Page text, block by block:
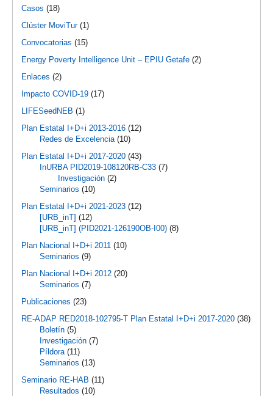
Casos (18)
Clúster MoviTur(1)
Convocatorias (15)
Energy Poverty Intelligence Unit – EPIU Getafe (2)
Enlaces (2)
Impacto COVID-19 (17)
LIFESeedNEB (1)
Plan Estatal I+D+i 2013-2016 (12)
Redes de Excelencia (10)
Plan Estatal I+D+i 2017-2020 (43)
InURBA PID2019-108120RB-C33 (7)
Investigación (2)
Seminarios (10)
Plan Estatal I+D+i 2021-2023 (12)
[URB_inT] (12)
[URB_inT] (PID2021-126190OB-I00) (8)
Plan Nacional I+D+i 2011 (10)
Seminarios (9)
Plan Nacional I+D+i 2012 (20)
Seminarios (7)
Publicaciones (23)
RE-ADAP RED2018-102795-T Plan Estatal I+D+i 2017-2020 (38)
Boletín (5)
Investigación (7)
Píldora (11)
Seminarios (13)
Seminario RE-HAB (11)
Resultados (10)